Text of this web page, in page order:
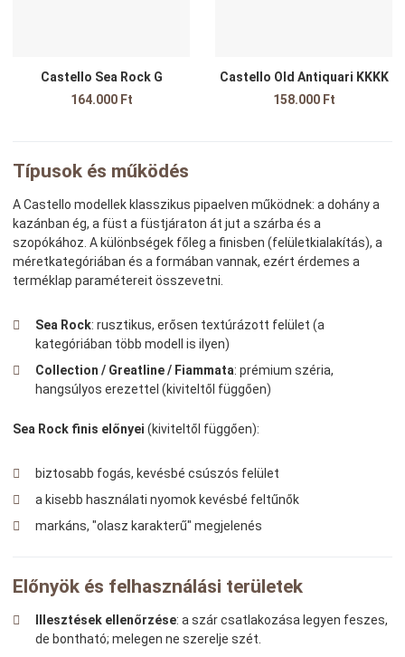
Castello Sea Rock G
164.000 Ft
Castello Old Antiquari KKKK
158.000 Ft
Típusok és működés
A Castello modellek klasszikus pipaelven működnek: a dohány a
kazánban ég, a füst a füstjáraton át jut a szárba és a
szopókához. A különbségek főleg a finisben (felületkialakítás), a
méretkategóriában és a formában vannak, ezért érdemes a
terméklap paramétereit összevetni.
Sea Rock: rusztikus, erősen textúrázott felület (a
kategóriában több modell is ilyen)
Collection / Greatline / Fiammata: prémium széria,
hangsúlyos erezettel (kiviteltől függően)
Sea Rock finis előnyei (kiviteltől függően):
biztosabb fogás, kevésbé csúszós felület
a kisebb használati nyomok kevésbé feltűnők
markáns, "olasz karakterű" megjelenés
Előnyök és felhasználási területek
Illesztések ellenőrzése: a szár csatlakozása legyen feszes,
de bontható; melegen ne szerelje szét.